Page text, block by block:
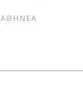
ΑΘΗΝΕΑ